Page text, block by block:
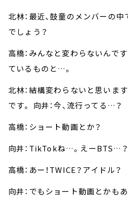
北林：最近、鼓童のメンバーの
でしょう？
高橋：みんなと変わらないんで
ているものと…。
北林：結構変わらないと思いま
です。 向井：今、流行ってる…？
高橋：ショート動画とか？
向井：TikTokね…。えーBTS…？
高橋：あー！TWICE？アイドル？
向井：でもショート動画とかも